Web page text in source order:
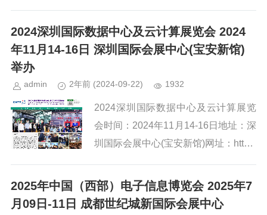
创新举措，旨在促进数据产业的高质量
发展。以下是对这些新业态、新产...
2024深圳国际数据中心及云计算展览会 2024
年11月14-16日 深圳国际会展中心(宝安新馆)
举办
admin 2年前 (2024-09-22) 1932
2024深圳国际数据中心及云计算展览
会时间：2024年11月14-16日地址：深
圳国际会展中心(宝安新馆)网址：http://
商用的持续推进，云计算...
2025年中国（西部）电子信息博览会 2025年7
月09日-11日 成都世纪城新国际会展中心